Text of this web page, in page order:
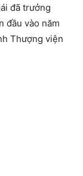
đã trưởng
đầu vào năm
Thượng viện